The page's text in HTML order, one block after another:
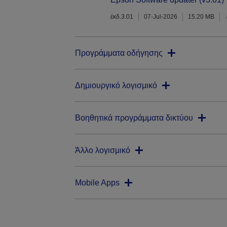
έκδ.3.01 07-Jul-2026 15.20 MB
Προγράμματα οδήγησης
Δημιουργικό λογισμικό
Βοηθητικά προγράμματα δικτύου
Άλλο λογισμικό
Mobile Apps